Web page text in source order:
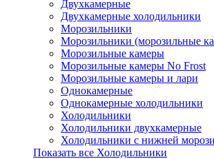
Двухкамерные
Двухкамерные холодильники
Морозильники
Морозильники (морозильные
Морозильные камеры
Морозильные камеры No Frost
Морозильные камеры и лари
Однокамерные
Однокамерные холодильники
Холодильники
Холодильники двухкамерные
Холодильники с нижней
Показать все Холодильники